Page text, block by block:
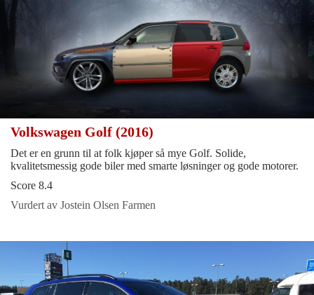
Volkswagen Golf (2016)
Det er en grunn til at folk kjøper så mye Golf. Solide,
kvalitetsmessig gode biler med smarte løsninger og gode motorer.
Score 8.4
Vurdert av Jostein Olsen Farmen